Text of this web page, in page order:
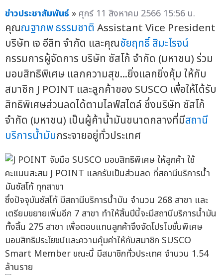
ข่าวประชาสัมพันธ์ » ศุกร์ 11 สิงหาคม 2566 15:56 น.
คุณณฐาภพ ธรรมชาติ Assistant Vice President
บริษัท เจ อีลิท จำกัด และคุณชัยฤทธิ์ สิมะโรจน์
กรรมการผู้จัดการ บริษัท ซัสโก้ จำกัด (มหาชน) ร่วม
มอบสิทธิพิเศษ แลกความสุข...ยิ่งแลกยิ่งคุ้ม ให้กับ
สมาชิก J POINT และลูกค้าของ SUSCO เพื่อให้ได้รับ
สิทธิพิเศษส่วนลดได้ตามไลฟ์สไตล์ ซึ่งบริษัท ซัสโก้
จำกัด (มหาชน) เป็นผู้ค้าน้ำมันขนาดกลางที่มีสถานี
บริการน้ำมันกระจายอยู่ทั่วประเทศ
ซึ่งปัจจุบันซัสโก้ มีสถานีบริการน้ำมัน จำนวน 268 สาขา และ
เตรียมขยายเพิ่มอีก 7 สาขา ทำให้สิ้นปีนี้จะมีสถานีบริการน้ำมัน
ทั้งสิ้น 275 สาขา เพื่อตอบแทนลูกค้าจึงจัดโปรโมชั่นพิเศษ
มอบสิทธิประโยชน์และความคุ้มค่าให้กับสมาชิก SUSCO
Smart Member ขณะนี้ มีสมาชิกทั่วประเทศ จำนวน 1.54
ล้านราย